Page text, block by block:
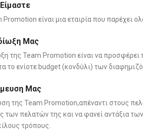
Promotion είναι μια εταιρία που παρέχει
Μας
της Team Promotion είναι να
το ενίοτε budget (κονδύλι) των
Μας
της Team Promotion,απέναντι στους
των πελατών της και να φανεί αντάξια
τρόπους.